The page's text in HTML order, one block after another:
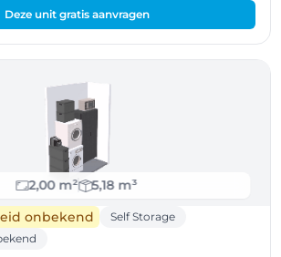
Deze unit gratis aanvragen
2,00 m²
5,18 m³
onbekend
Self Storage